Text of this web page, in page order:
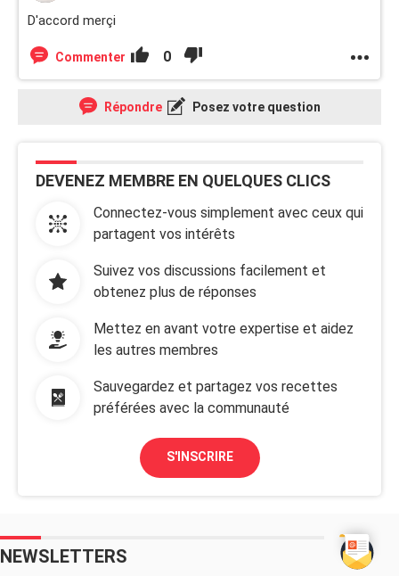
D'accord merçi
Commenter 0
Répondre Posez votre question
DEVENEZ MEMBRE EN QUELQUES CLICS
Connectez-vous simplement avec ceux qui
partagent vos intérêts
Suivez vos discussions facilement et
obtenez plus de réponses
Mettez en avant votre expertise et aidez
les autres membres
Sauvegardez et partagez vos recettes
préférées avec la communauté
S'INSCRIRE
NEWSLETTERS